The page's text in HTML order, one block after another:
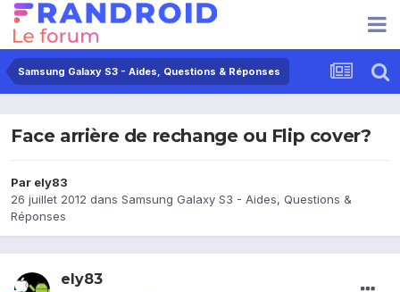
Samsung Galaxy S3 - Aides, Questions & Réponses
Face arrière de rechange ou Flip cover?
Par ely83
26 juillet 2012 dans Samsung Galaxy S3 - Aides, Questions &
Réponses
ely83